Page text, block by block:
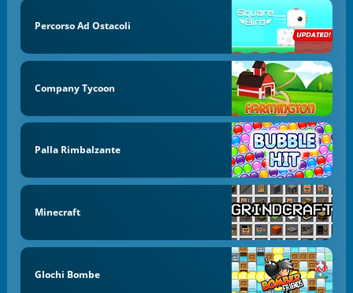
Percorso Ad Ostacoli
Company Tycoon
Palla Rimbalzante
Minecraft
GIochi Bombe